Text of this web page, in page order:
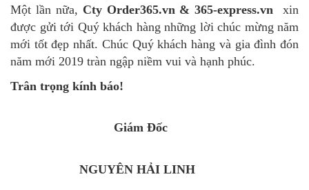
Một lần nữa, Cty Order365.vn & 365-express.vn xin
được gửi tới Quý khách hàng những lời chúc mừng năm
mới tốt đẹp nhất. Chúc Quý khách hàng và gia đình đón
năm mới 2019 tràn ngập niềm vui và hạnh phúc.
Trân trọng kính báo!
Giám Đốc
NGUYÊN HẢI LINH